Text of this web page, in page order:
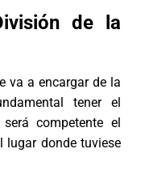
de la
va a encargar de la
tener el
competente el
lugar donde tuviese